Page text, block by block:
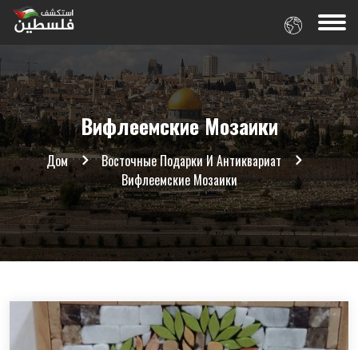
Вифлеемские Мозаики
Дом
Восточные Подарки И Антиквариат
Вифлеемские Мозаики